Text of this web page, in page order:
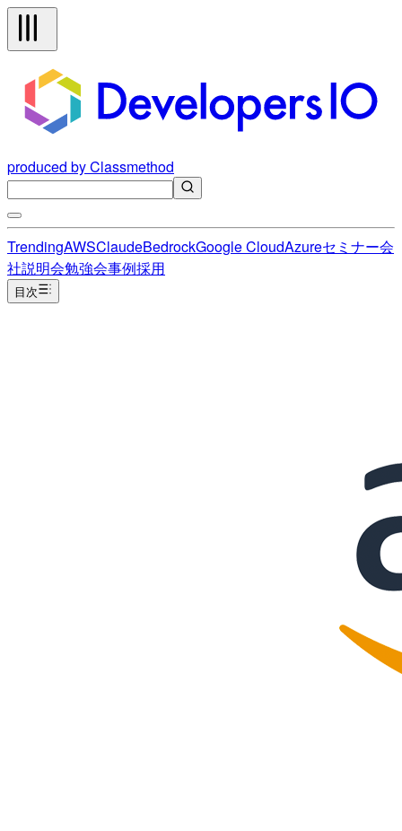
produced by Classmethod
TrendingAWSClaudeBedrockGoogle CloudAzureセミナー会
社説明会勉強会事例採用
目次